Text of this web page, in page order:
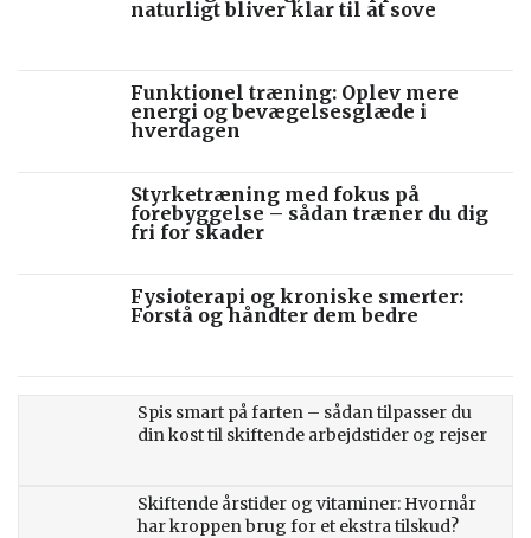
naturligt bliver klar til at sove
Funktionel træning: Oplev mere
energi og bevægelsesglæde i
hverdagen
Styrketræning med fokus på
forebyggelse – sådan træner du dig
fri for skader
Fysioterapi og kroniske smerter:
Forstå og håndter dem bedre
Spis smart på farten – sådan tilpasser du
din kost til skiftende arbejdstider og rejser
Skiftende årstider og vitaminer: Hvornår
har kroppen brug for et ekstra tilskud?